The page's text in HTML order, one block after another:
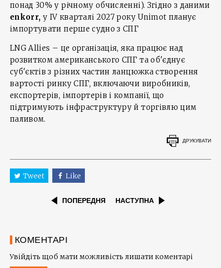
понад 30% у річному обчисленні). Згідно з даними
enkorr, у ІV кварталі 2027 року Unimot планує
імпортувати перше судно з СПГ
LNG Allies – це організація, яка працює над
розвитком американського СПГ та об'єднує
суб'єктів з різних частин ланцюжка створення
вартості ринку СПГ, включаючи виробників,
експортерів, імпортерів і компанії, що
підтримують інфраструктуру й торгівлю цим
паливом.
ДРУКУВАТИ
Tweet Like
ПОПЕРЕДНЯ НАСТУПНА
КОМЕНТАРІ
Увійдіть щоб мати можливість лишати коментарі